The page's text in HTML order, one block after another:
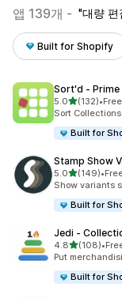
앱 139개 - 대량 편
Built for Shopify
Sort'd ‑
5.0별 5개 중
(132)
총 리뷰 132개
•
Sort
Built for
Stamp Show
5.0별 5개 중
(149)
총 리뷰 149개
•
Show variants
Built for
Jedi ‑
4.8별 5개 중
(108)
총 리뷰 108개
•
Put
Built for